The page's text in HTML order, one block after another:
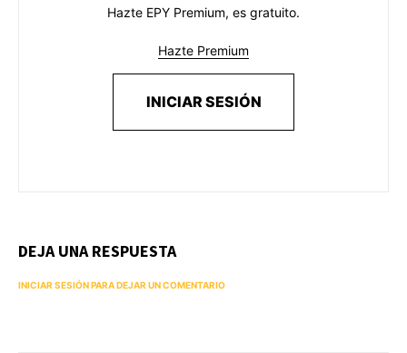
Hazte EPY Premium, es gratuito.
Hazte Premium
INICIAR SESIÓN
DEJA UNA RESPUESTA
INICIAR SESIÓN PARA DEJAR UN COMENTARIO